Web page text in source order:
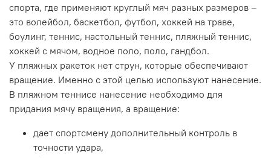
спорта, где применяют круглый мяч разных размеров –
это волейбол, баскетбол, футбол, хоккей на траве,
боулинг, теннис, настольный теннис, пляжный теннис,
хоккей с мячом, водное поло, поло, гандбол.
У пляжных ракеток нет струн, которые обеспечивают
вращение. Именно с этой целью используют нанесение.
В пляжном теннисе нанесение необходимо для
придания мячу вращения, а вращение:
дает спортсмену дополнительный контроль в
точности удара,